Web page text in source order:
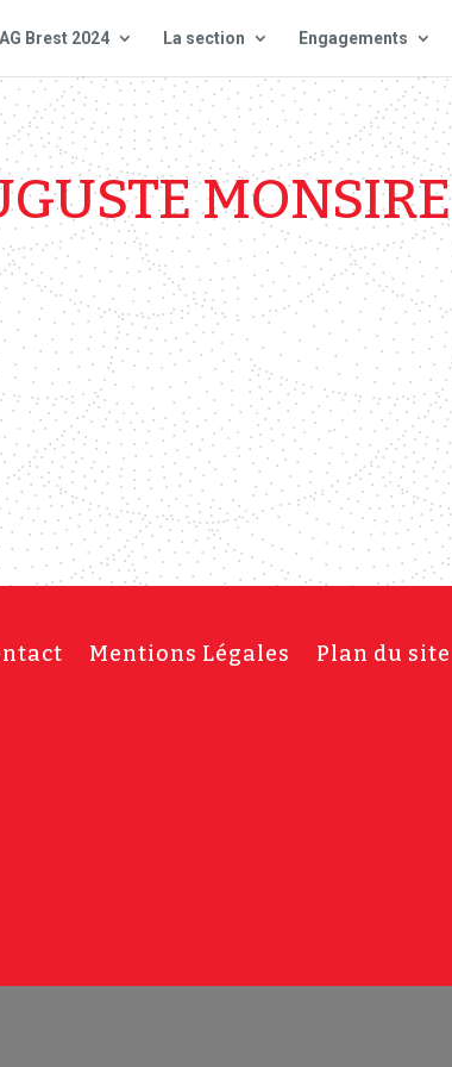
AG Brest 2024 La section Engagements
MONSIRE
Mentions Légales Plan du site